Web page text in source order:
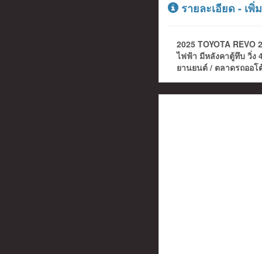
รายละเอียด - เพิ่
2025 TOYOTA REVO
ไฟฟ้า มีหลังคาตู้ทึบ วิ่ง
ยานยนต์ / ตลาดรถออ